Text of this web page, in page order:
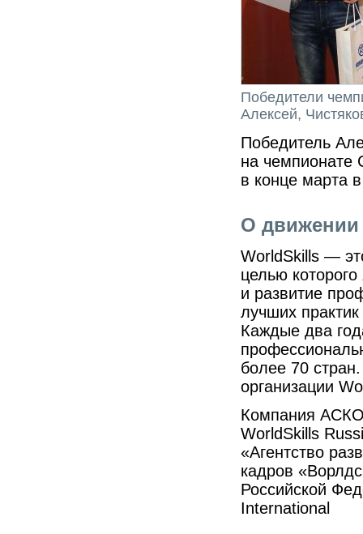
Победители
Алексей,
Победитель
на чемпионате
в конце марта
О
WorldSkills —
целью
и развитие
лучших
Каждые два
более 70
организации
Компания
WorldSkills
«Агентство
кадров
Российской
International